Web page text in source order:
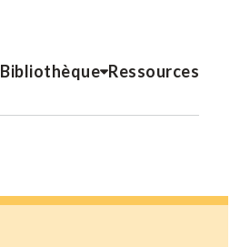
Bibliothèque Ressources